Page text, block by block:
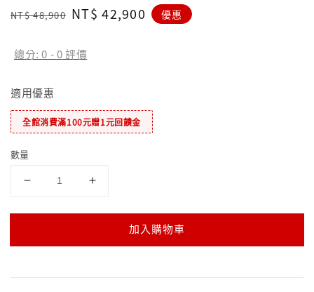
Regular
NT$ 48,900 Sale
NT$ 42,900 優惠
總分:0 -0評價
適用優惠
全館消費滿100元贈1元回饋金
數量
加入購物車